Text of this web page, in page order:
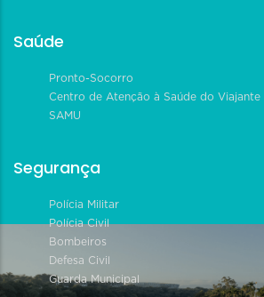
Saúde
Pronto-Socorro
Centro de Atenção à Saúde do Viajante
SAMU
Segurança
Polícia Militar
Polícia Civil
Bombeiros
Defesa Civil
Guarda Municipal